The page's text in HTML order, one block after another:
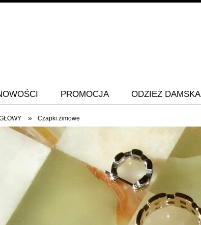
PROMOCJA ODZIEŻ DAMSKA
» Czapki zimowe